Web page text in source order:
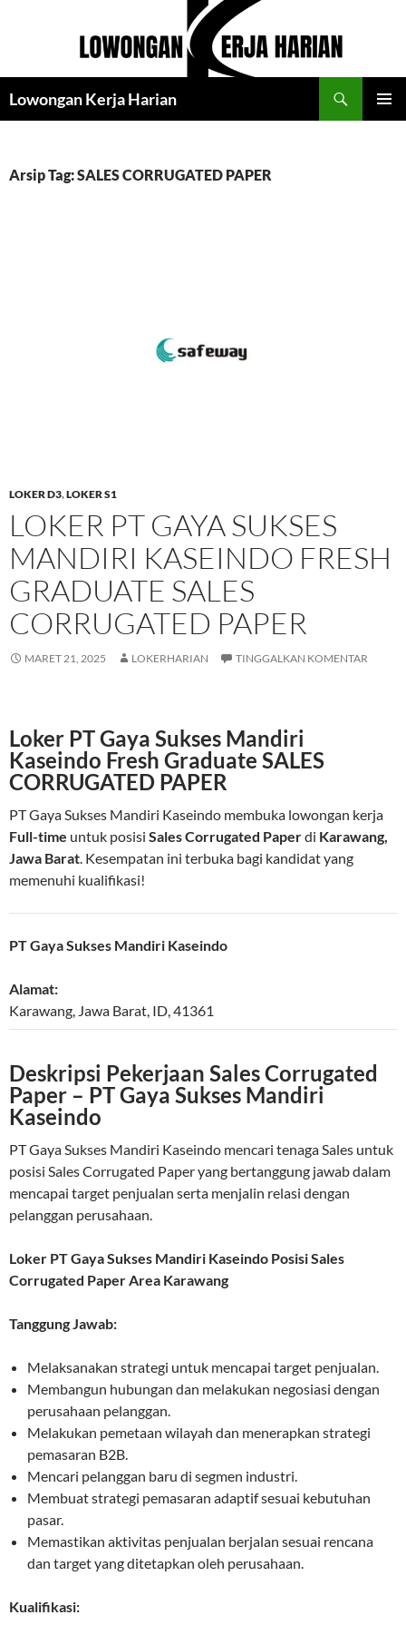
Lowongan Kerja Harian
Arsip Tag: SALES CORRUGATED PAPER
LOKER D3,LOKER S1
LOKER PT GAYA SUKSES
MANDIRI KASEINDO FRESH
GRADUATE SALES
CORRUGATED PAPER
MARET 21, 2025 LOKERHARIAN TINGGALKAN KOMENTAR
Loker PT Gaya Sukses Mandiri
Kaseindo Fresh Graduate SALES
CORRUGATED PAPER
PT Gaya Sukses Mandiri Kaseindo membuka lowongan kerja
Full-time untuk posisi Sales Corrugated Paperdi Karawang,
Jawa Barat. Kesempatan ini terbuka bagi kandidat yang
memenuhi kualifikasi!
PT Gaya Sukses Mandiri Kaseindo
Alamat:
Karawang, Jawa Barat, ID,41361
Deskripsi Pekerjaan Sales Corrugated
Paper – PT Gaya Sukses Mandiri
Kaseindo
PT Gaya Sukses Mandiri Kaseindo mencari tenaga Sales untuk
posisi Sales Corrugated Paper yang bertanggung jawab dalam
mencapai target penjualan serta menjalin relasi dengan
pelanggan perusahaan.
Loker PT Gaya Sukses Mandiri Kaseindo Posisi Sales
Corrugated Paper Area Karawang
Tanggung Jawab:
Melaksanakan strategi untuk mencapai target penjualan.
Membangun hubungan dan melakukan negosiasi dengan
perusahaan pelanggan.
Melakukan pemetaan wilayah dan menerapkan strategi
pemasaran B2B.
Mencari pelanggan baru di segmen industri.
Membuat strategi pemasaran adaptif sesuai kebutuhan
pasar.
Memastikan aktivitas penjualan berjalan sesuai rencana
dan target yang ditetapkan oleh perusahaan.
Kualifikasi: